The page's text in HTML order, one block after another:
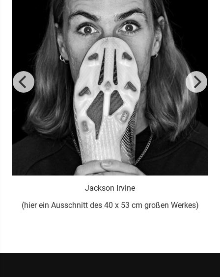
Jackson Irvine
(hier ein Ausschnitt des 40 x 53 cm großen Werkes)